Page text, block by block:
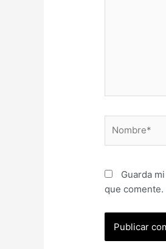
Guarda
que comente.